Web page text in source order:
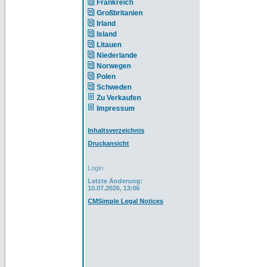
Frankreich
Großbritanien
Irland
Island
Litauen
Niederlande
Norwegen
Polen
Schweden
Zu Verkaufen
Impressum
Inhaltsverzeichnis
Druckansicht
Login
Letzte Änderung:
10.07.2026, 13:06
CMSimple Legal Notices